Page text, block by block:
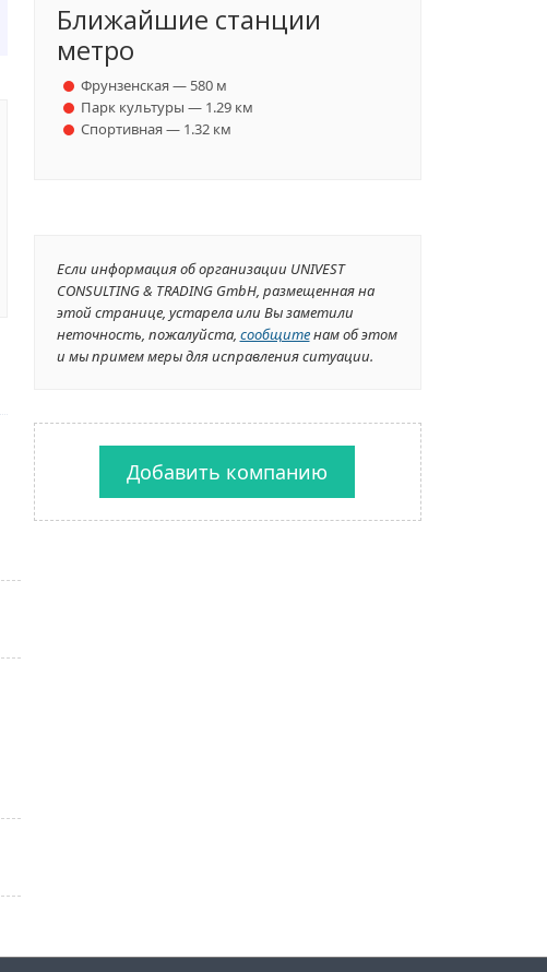
Ближайшие станции
метро
Фрунзенская — 580 м
Парк культуры — 1.29 км
Спортивная — 1.32 км
Если информация об организации UNIVEST
CONSULTING & TRADING GmbH, размещенная на
этой странице, устарела или Вы заметили
неточность, пожалуйста, сообщитенам об этом
и мы примем меры для исправления ситуации.
Добавить компанию